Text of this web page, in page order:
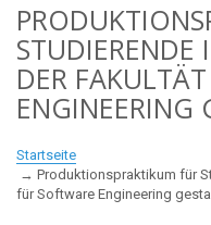
STUDIERENDE
DER
ENGINEERING
Startseite
Produktionspraktikum für
für Software Engineering